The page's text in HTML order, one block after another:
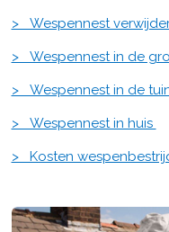
> Wespennest
> Wespennest in de
> Wespennest in de
> Wespennest in huis
> Kosten